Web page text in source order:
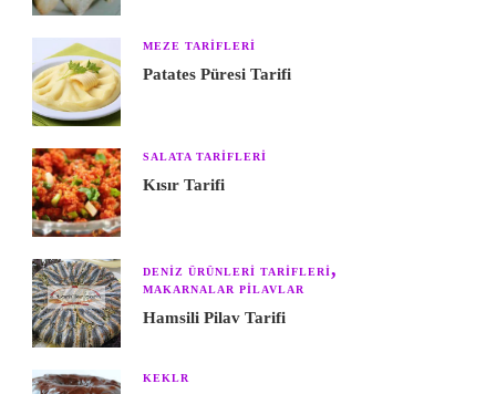
MEZE TARIFLERI
Patates Püresi Tarifi
SALATA TARIFLERI
Kısır Tarifi
DENIZ ÜRÜNLERI TARIFLERI
MAKARNALAR PILAVLAR
Hamsili Pilav Tarifi
KEKLR